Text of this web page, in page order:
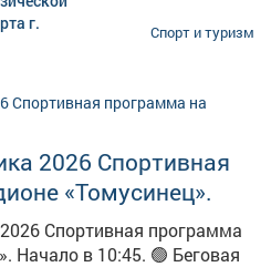
г.
Спорт и туризм
2026 Спортивная
«Томусинец».
Спортивная программа